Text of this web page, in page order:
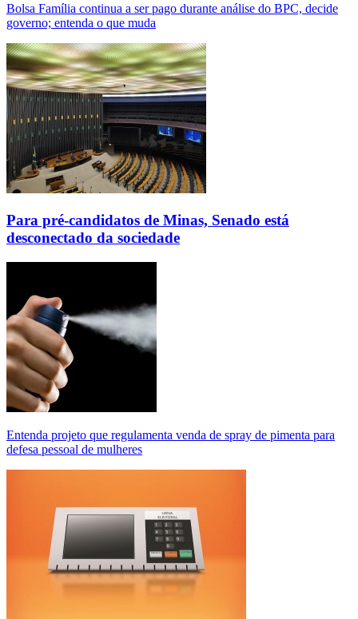
Bolsa Família continua a ser pago durante análise do BPC, decide
governo; entenda o que muda
Para pré-candidatos de Minas, Senado está
desconectado da sociedade
Entenda projeto que regulamenta venda de spray de pimenta para
defesa pessoal de mulheres